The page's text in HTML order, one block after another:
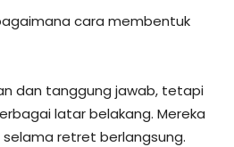
cara membentuk
dan tanggung jawab, tetapi
latar belakang. Mereka
retret berlangsung.